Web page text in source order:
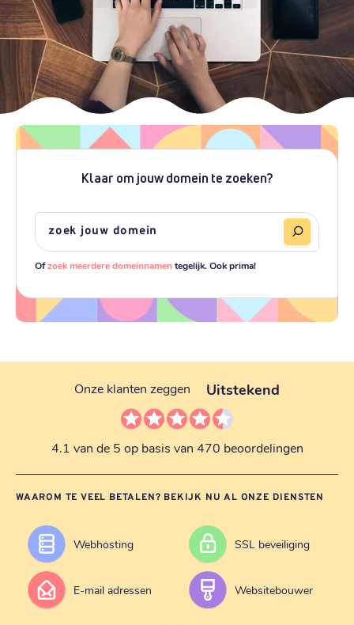
Klaar om jouw domein te zoeken?
Ofzoek meerdere domeinnamentegelijk. Ook prima!
Onze klanten zeggen Uitstekend
4.1 van de 5 op basis van 470 beoordelingen
WAAROM TE VEEL BETALEN? BEKIJK NU AL ONZE DIENSTEN
Webhosting SSL beveiliging
E-mail adressen Websitebouwer